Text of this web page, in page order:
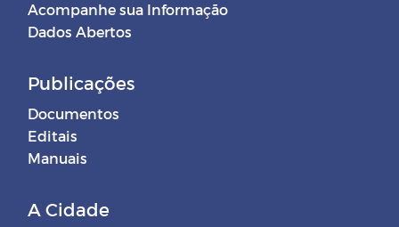
Acompanhe sua Informação
Dados Abertos
Publicações
Documentos
Editais
Manuais
A Cidade